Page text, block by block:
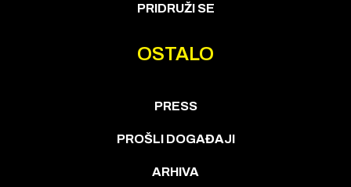
PRIDRUŽI SE
OSTALO
PRESS
PROŠLI DOGAĐAJI
ARHIVA